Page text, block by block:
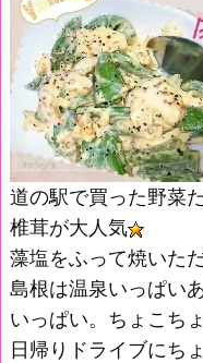
道の駅で買った野菜
椎茸が大人気
藻塩をふって焼いた
島根は温泉いっぱい
いっぱい。ちょこち
日帰りドライブにち